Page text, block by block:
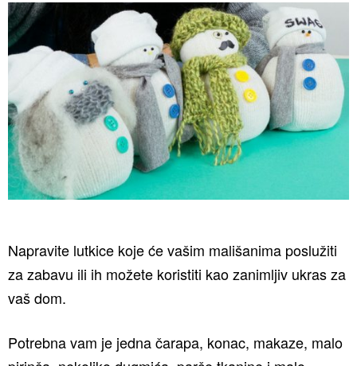
Napravite lutkice koje će vašim mališanima poslužiti
za zabavu ili ih možete koristiti kao zanimljiv ukras za
vaš dom.
Potrebna vam je jedna čarapa, konac, makaze, malo